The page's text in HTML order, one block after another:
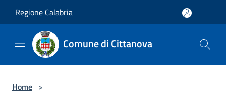
Regione Calabria
Comune di Cittanova
Home >